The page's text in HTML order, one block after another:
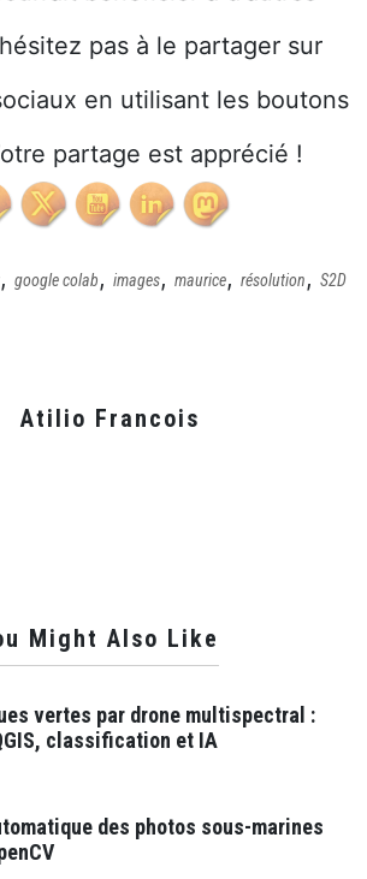
pas à le partager sur
en utilisant les boutons
partage est apprécié !
, google colab, images, maurice, résolution, S2D
Atilio Francois
Might Also Like
vertes par drone multispectral :
classification et IA
des photos sous-marines